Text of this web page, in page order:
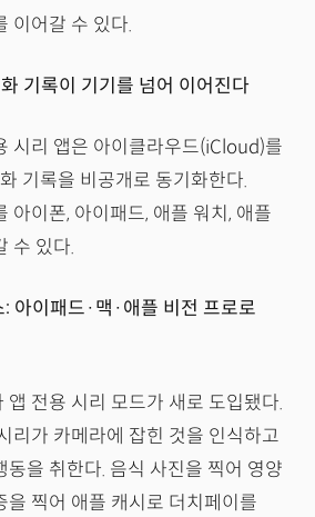
이어갈 수 있다.
기록이 기기를 넘어 이어진다
시리 앱은 아이클라우드(iCloud)를
기록을 비공개로 동기화한다.
아이폰, 아이패드, 애플 워치, 애플
수 있다.
아이패드·맥·애플 비전 프로로
앱 전용 시리 모드가 새로 도입됐다.
리가 카메라에 잡힌 것을 인식하고
동을 취한다. 음식 사진을 찍어 영양
을 찍어 애플 캐시로 더치페이를